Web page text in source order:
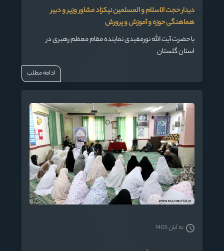
دیدار حجت الاسلام و المسلمین نیکزاد مشاور وزیر و دبیر
هماهنگی حوزه و آموزش و پرورش
با حضرت آیت الله نورمفیدی نماینده مقام معظم رهبری در
استان گلستان
ادامه مطلب
نه آبان 1405